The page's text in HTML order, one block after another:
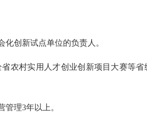
创新试点单位的负责人。
农村实用人才创业创新项目大赛等省
理3年以上。